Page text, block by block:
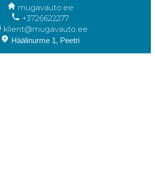
mugavauto.ee
+3726622277
klient@mugavauto.ee
Häälinurme 1, Peetri